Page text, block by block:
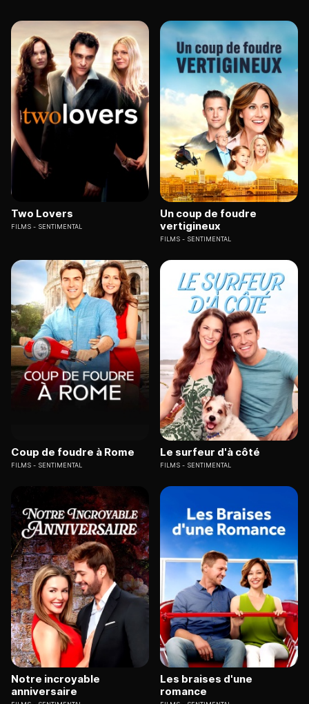
Two Lovers
FILMS SENTIMENTAL
Un coup de foudre
vertigineux
FILMS SENTIMENTAL
Coup de foudre à Rome
FILMS SENTIMENTAL
Le surfeur d'à côté
FILMS SENTIMENTAL
Notre incroyable
anniversaire
Les braises d'une
romance